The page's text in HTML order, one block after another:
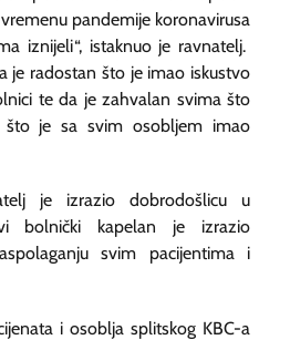
pandemije koronavirusa
iznijeli“, istaknuo je ravnatelj.
je radostan što je imao iskustvo
te da je zahvalan svima što
je sa svim osobljem imao
je izrazio dobrodošlicu u
bolnički kapelan je izrazio
svim pacijentima i
i osoblja splitskog KBC-a